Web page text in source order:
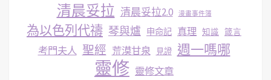
清晨妥拉 清晨妥拉2.0 漫畫事件簿
為以色列代禱 琴與爐 申命記 真理 知識 箴言
考門夫人 聖經 荒漠甘泉 見證 週一嗎哪
靈修 靈修文章